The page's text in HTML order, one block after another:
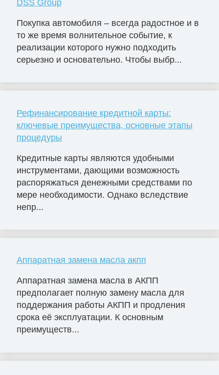
DSS Group
Покупка автомобиля – всегда радостное и в
то же время волнительное событие, к
реализации которого нужно подходить
серьезно и основательно. Чтобы выбр...
Рефинансирование кредитной карты:
ключевые преимущества, основные этапы
процедуры
Кредитные карты являются удобными
инструментами, дающими возможность
распоряжаться денежными средствами по
мере необходимости. Однако вследствие
непр...
Аппаратная замена масла акпп
Аппаратная замена масла в АКПП
предполагает полную замену масла для
поддержания работы АКПП и продления
срока её эксплуатации. К основным
преимуществ...